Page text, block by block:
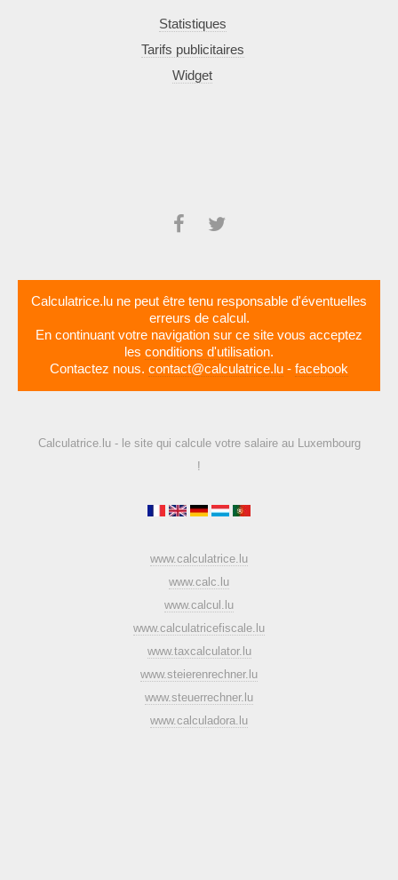
Statistiques
Tarifs publicitaires
Widget
Calculatrice.lu ne peut être tenu responsable d'éventuelles
erreurs de calcul.
En continuant votre navigation sur ce site vous acceptez
les conditions d'utilisation.
Contactez nous. contact@calculatrice.lu - facebook
Calculatrice.lu - le site qui calcule votre salaire au Luxembourg
!
www.calculatrice.lu
www.calc.lu
www.calcul.lu
www.calculatricefiscale.lu
www.taxcalculator.lu
www.steierenrechner.lu
www.steuerrechner.lu
www.calculadora.lu